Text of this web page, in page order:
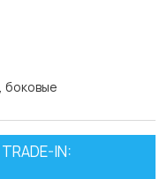
боковые
IN: